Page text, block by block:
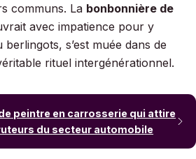
communs. La bonbonnière de
avec impatience pour y
s’est muée dans de
rituel intergénérationnel.
peintre en carrosserie qui attire
du secteur automobile